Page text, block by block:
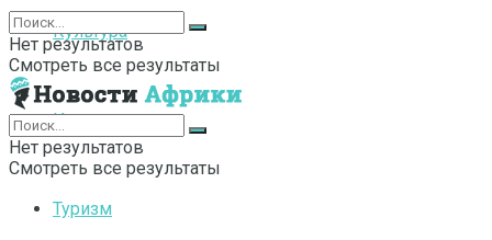
Культура
Интернет
Туризм
Нет результатов
Смотреть все результаты
Нет результатов
Смотреть все результаты